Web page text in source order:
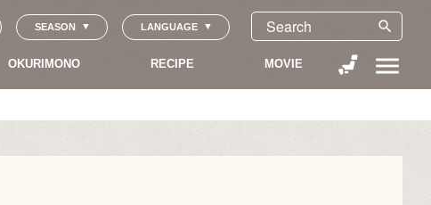
SEASON LANGUAGE search
OKURIMONO RECIPE MOVIE menu